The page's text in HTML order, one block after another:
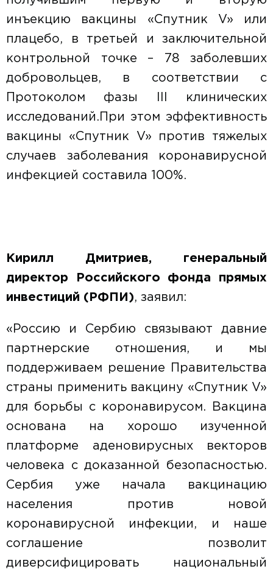
инъекцию вакцины «Спутник V» или
плацебо, в третьей и заключительной
контрольной точке – 78 заболевших
добровольцев, в соответствии с
Протоколом фазы III клинических
исследований.При этом эффективность
вакцины «Спутник V» против тяжелых
случаев заболевания коронавирусной
инфекцией составила 100%.
Кирилл Дмитриев, генеральный
директор Российского фонда прямых
инвестиций (РФПИ), заявил:
«Россию и Сербию связывают давние
партнерские отношения, и мы
поддерживаем решение Правительства
страны применить вакцину «Спутник V»
для борьбы с коронавирусом. Вакцина
основана на хорошо изученной
платформе аденовирусных векторов
человека с доказанной безопасностью.
Сербия уже начала вакцинацию
населения против новой
коронавирусной инфекции, и наше
соглашение позволит
диверсифицировать национальный